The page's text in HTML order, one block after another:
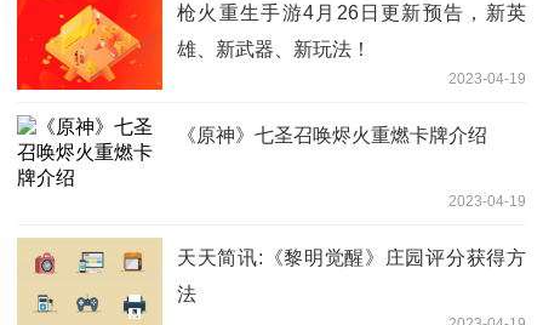
枪火重生手游4月26日更新预告，新英
雄、新武器、新玩法！
2023-04-19
《原神》七圣召唤烬火重燃卡牌介绍
2023-04-19
天天简讯:《黎明觉醒》庄园评分获得方
法